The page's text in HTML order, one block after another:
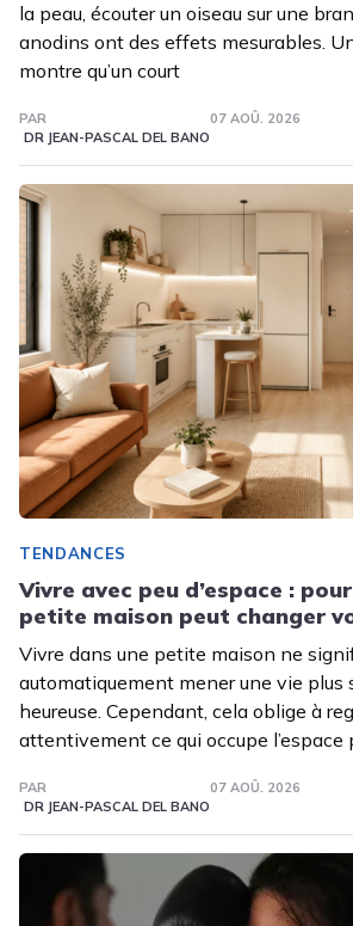
la peau, écouter un oiseau sur une
anodins ont des effets mesurables.
montre qu’un court
PAR
DR JEAN-PASCAL DEL BANO
07 AOÛ. 2026
TENDANCES
Vivre avec peu d’espace :
petite maison peut changer
Vivre dans une petite maison ne
automatiquement mener une vie plus
heureuse. Cependant, cela oblige à
attentivement ce qui occupe l’espace
PAR
DR JEAN-PASCAL DEL BANO
07 AOÛ. 2026